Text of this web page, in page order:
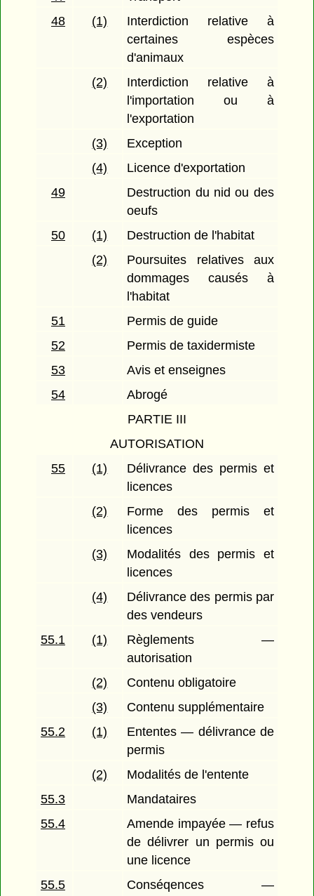
48
(1)
Interdiction relative à
certaines espèces
d'animaux
(2)
Interdiction relative à
l'importation ou à
l'exportation
(3)
Exception
(4)
Licence d'exportation
49
Destruction du nid ou des
oeufs
50
(1)
Destruction de l'habitat
(2)
Poursuites relatives aux
dommages causés à
l'habitat
51
Permis de guide
52
Permis de taxidermiste
53
Avis et enseignes
54
Abrogé
PARTIE III
AUTORISATION
55
(1)
Délivrance des permis et
licences
(2)
Forme des permis et
licences
(3)
Modalités des permis et
licences
(4)
Délivrance des permis par
des vendeurs
55.1
(1)
Règlements —
autorisation
(2)
Contenu obligatoire
(3)
Contenu supplémentaire
55.2
(1)
Ententes — délivrance de
permis
(2)
Modalités de l'entente
55.3
Mandataires
55.4
Amende impayée — refus
de délivrer un permis ou
une licence
55.5
Conséqences —